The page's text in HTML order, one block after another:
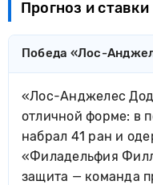
Прогноз и ставки
Победа «Лос-
«Лос-Анджелес
отличной форме: в
набрал 41 ран и
«Филадельфия
защита — команда